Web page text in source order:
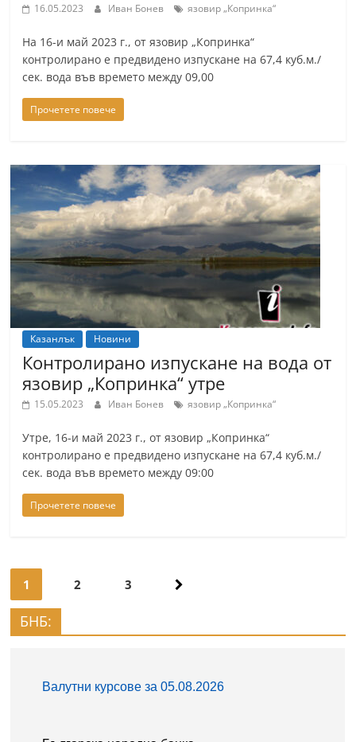
16.05.2023 Иван Бонев язовир „Копринка“
На 16-и май 2023 г., от язовир „Копринка“
контролирано е предвидено изпускане на 67,4 куб.м./
сек. вода във времето между 09,00
Прочетете повече
Казанлък Новини
Контролирано изпускане на вода от
язовир „Копринка“ утре
15.05.2023 Иван Бонев язовир „Копринка“
Утре, 16-и май 2023 г., от язовир „Копринка“
контролирано е предвидено изпускане на 67,4 куб.м./
сек. вода във времето между 09:00
Прочетете повече
Навигация
1 2 3
БНБ: